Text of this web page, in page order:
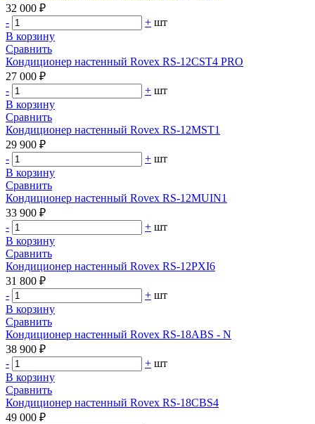
32 000 ₽
-
+ шт
В корзину
Сравнить
Кондиционер настенный Rovex RS-12CST4 PRO
27 000 ₽
-
+ шт
В корзину
Сравнить
Кондиционер настенный Rovex RS-12MST1
29 900 ₽
-
+ шт
В корзину
Сравнить
Кондиционер настенный Rovex RS-12MUIN1
33 900 ₽
-
+ шт
В корзину
Сравнить
Кондиционер настенный Rovex RS-12PXI6
31 800 ₽
-
+ шт
В корзину
Сравнить
Кондиционер настенный Rovex RS-18ABS - N
38 900 ₽
-
+ шт
В корзину
Сравнить
Кондиционер настенный Rovex RS-18CBS4
49 000 ₽